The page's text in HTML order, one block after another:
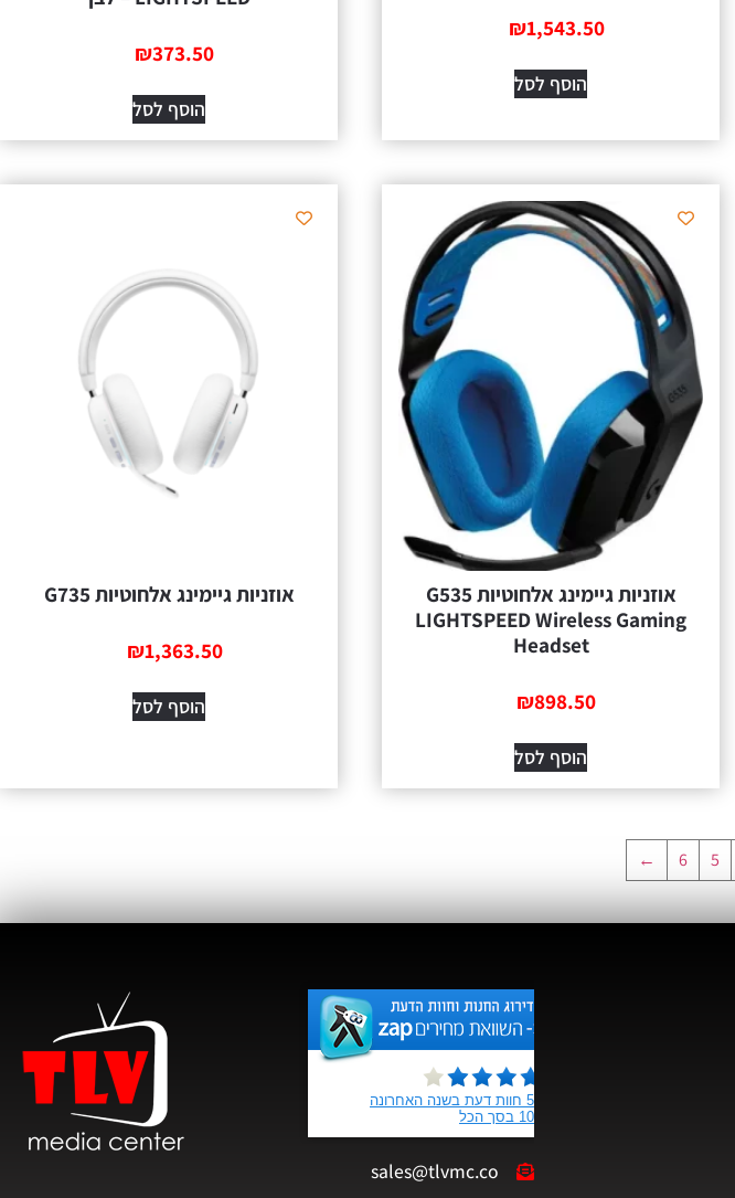
₪1,543.50
הוסף לסל
₪373.50
הוסף לסל
אוזניות גיימינג אלחוטיות G535
LIGHTSPEED Wireless Gaming
Headset
₪898.50
הוסף לסל
אוזניות גיימינג אלחוטיות G735
₪1,363.50
הוסף לסל
5
6
←
sales@tlvmc.co